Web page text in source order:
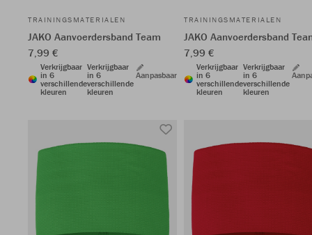
TRAININGSMATERIALEN
JAKO Aanvoerdersband Team
7,99 €
Verkrijgbaar
in 6
verschillende
kleuren
Verkrijgbaar
in 6
verschillende
kleuren
Aanpasbaar
TRAININGSMATERIALEN
JAKO Aanvoerdersband
7,99 €
Verkrijgbaar
in 6
verschillende
kleuren
Verkrijgbaar
in 6
verschillende
kleuren